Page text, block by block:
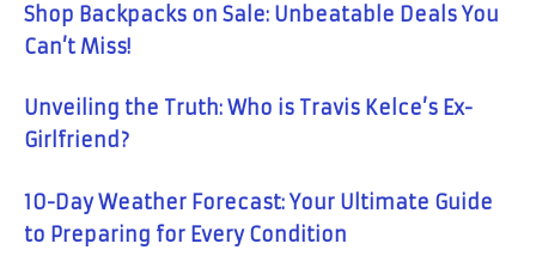
Shop Backpacks on Sale: Unbeatable Deals You
Can’t Miss!
Unveiling the Truth: Who is Travis Kelce’s Ex-
Girlfriend?
10-Day Weather Forecast: Your Ultimate Guide
to Preparing for Every Condition